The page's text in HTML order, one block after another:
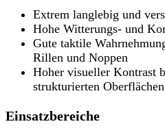
Extrem langlebig und
Hohe Witterungs- und
Gute taktile
Rillen und Noppen
Hoher visueller Kontrast
strukturierten Oberflächen
Einsatzbereiche